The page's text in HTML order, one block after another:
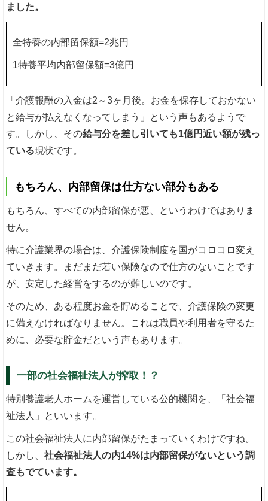
ました。
全特養の内部留保額=2兆円
1特養平均内部留保額=3億円
「介護報酬の入金は2～3ヶ月後。お金を保存しておかない
と給与が払えなくなってしまう」という声もあるようで
す。しかし、その給与分を差し引いても1億円近い額が残っ
ている現状です。
もちろん、内部留保は仕方ない部分もある
もちろん、すべての内部留保が悪、というわけではありま
せん。
特に介護業界の場合は、介護保険制度を国がコロコロ変え
ていきます。まだまだ若い保険なので仕方のないことです
が、安定した経営をするのが難しいのです。
そのため、ある程度お金を貯めることで、介護保険の変更
に備えなければなりません。これは職員や利用者を守るた
めに、必要な貯金だという声もあります。
一部の社会福祉法人が搾取！？
特別養護老人ホームを運営している公的機関を、「社会福
祉法人」といいます。
この社会福祉法人に内部留保がたまっていくわけですね。
しかし、社会福祉法人の内14%は内部留保がないという調
査もでています。